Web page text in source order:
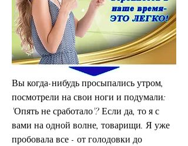
Вы когда-нибудь просыпались утром,
посмотрели на свои ноги и подумали:
'Опять не сработало'? Если да, то я с
вами на одной волне, товарищи. Я уже
пробовала все - от голодовки до